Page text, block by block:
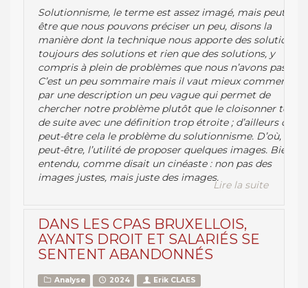
Solutionnisme, le terme est assez imagé, mais peut-
être que nous pouvons préciser un peu, disons la
manière dont la technique nous apporte des solutions,
toujours des solutions et rien que des solutions, y
compris à plein de problèmes que nous n’avons pas.
C’est un peu sommaire mais il vaut mieux commencer
par une description un peu vague qui permet de
chercher notre problème plutôt que le cloisonner tout
de suite avec une définition trop étroite ; d’ailleurs c’est
peut-être cela le problème du solutionnisme. D’où,
peut-être, l’utilité de proposer quelques images. Bien
entendu, comme disait un cinéaste : non pas des
images justes, mais juste des images.
Lire la suite
DANS LES CPAS BRUXELLOIS,
AYANTS DROIT ET SALARIÉS SE
SENTENT ABANDONNÉS
Analyse 2024
Erik CLAES